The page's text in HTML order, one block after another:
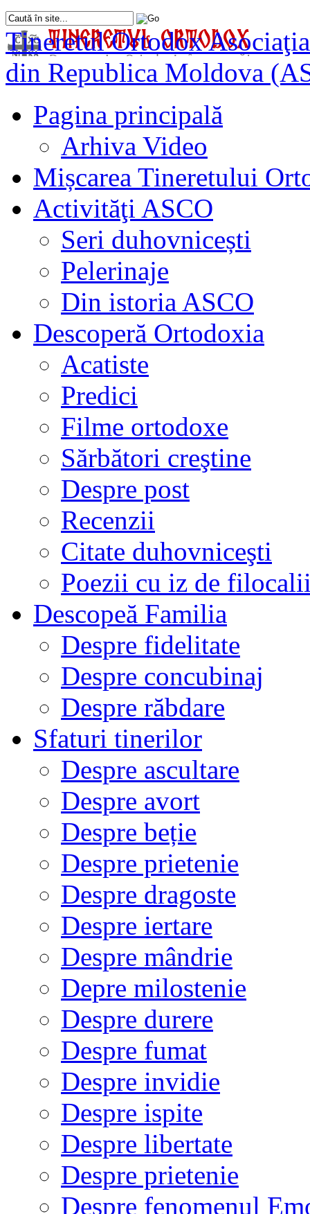
Tineretul Ortodox
din Republica Moldova
Pagina principală
Arhiva Video
Mișcarea Tineretului
Activităţi ASCO
Seri duhovnicești
Pelerinaje
Din istoria ASCO
Descoperă Ortodoxia
Acatiste
Predici
Filme ortodoxe
Sărbători creştine
Despre post
Recenzii
Citate duhovniceşti
Poezii cu iz de
Descopeă Familia
Despre fidelitate
Despre concubinaj
Despre răbdare
Sfaturi tinerilor
Despre ascultare
Despre avort
Despre beție
Despre prietenie
Despre dragoste
Despre iertare
Despre mândrie
Depre milostenie
Despre durere
Despre fumat
Despre invidie
Despre ispite
Despre libertate
Despre prietenie
Despre fenomenul